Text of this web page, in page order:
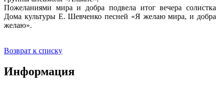
Пожеланиями мира и добра подвела итог вечера солистка
Дома культуры Е. Шевченко песней «Я желаю мира, и добра
желаю».
Возврат к списку
Информация